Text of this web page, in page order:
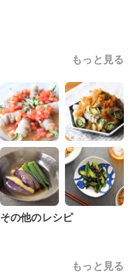
もっと見る
その他のレシピ
もっと見る